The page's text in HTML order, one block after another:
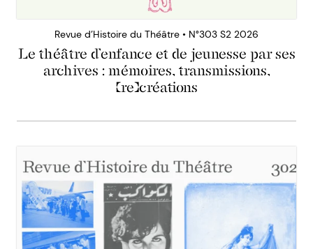
Revue d’Histoire du Théâtre • N°303 S2 2026
Le théâtre d’enfance et de jeunesse par ses
archives : mémoires, transmissions,
(re)créations